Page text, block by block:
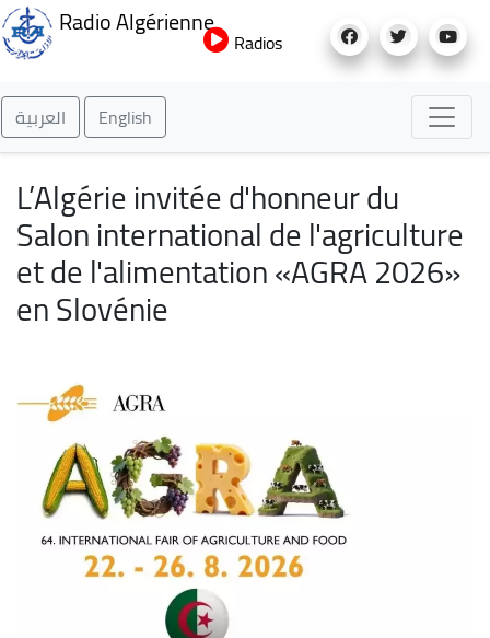
au
Radio Algérienne
Radios
العربية English
L’Algérie invitée d'honneur du
Salon international de l'agriculture
et de l'alimentation «AGRA 2026»
en Slovénie